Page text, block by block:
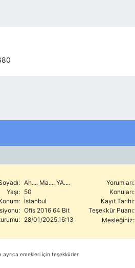
Ah.... Ma.... YA....
Yaşı: 50
İstanbul
Ofis 2016 64 Bit
28/01/2025,16:13
Yorumları:
Konuları:
Kayıt Tarihi:
Teşekkür Puanı:
Mesleğiniz:
emekleri için teşekkürler.